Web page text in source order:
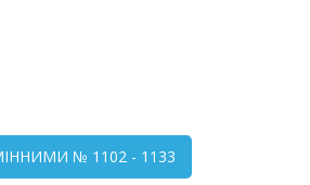
№ 1102 - 1133